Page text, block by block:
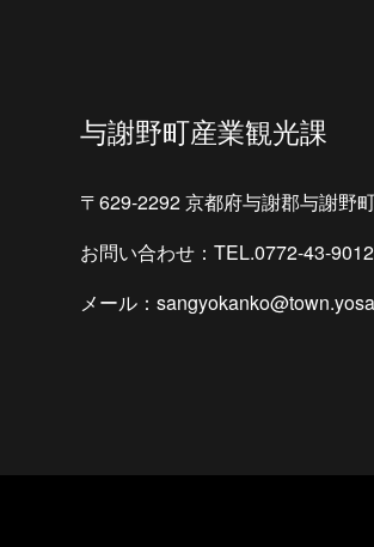
与謝野町産業観光課
〒629-2292 京都府与謝郡与謝野
お問い合わせ：TEL.0772-43-9012
メール：